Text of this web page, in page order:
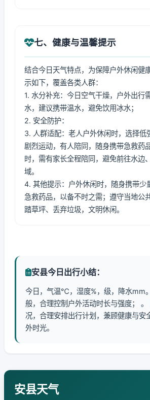
七、健康与温馨提示
结合今日天气特点，为保障户外休闲健
示如下，覆盖各类人群：
1. 水分补充：今日空气干燥，户外出行
水，建议携带温水，避免饮用冰水；
2. 安全防护：
3. 人群适配：老人户外休闲时，选择低
剧烈运动，有人陪同，随身携带急救药
时，需有家长全程陪同，避免前往水边
域。
4. 其他提示：户外休闲时，随身携带少
急救药品，以备不时之需；遵守当地公
踏草坪、丢弃垃圾，文明休闲。
安县今日出行小结：
今日，气温℃，湿度%，级，降水mm
般，合理控制户外活动时长与强度；
况，合理安排出行计划，兼顾健康与安
外时光。
安县天气